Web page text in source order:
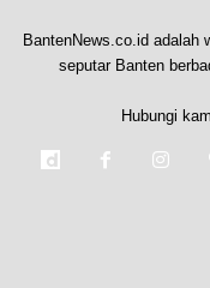
BantenNews.co.id adalah
seputar Banten
Hubungi